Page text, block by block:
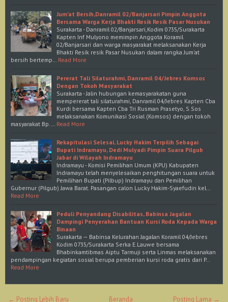
Jum'at Bersih,Danramil 02/Banjarsari Pimpin Anggota
Bersama Warga Kerja Bhakti Resik Resik Pasar Nusukan
Surakarta - Danramil 02/Banjarsari,Kodim 0735/Surakarta
Kapten Inf Mulyono memimpin Anggota Koramil
02/Banjarsari dan warga masyarakat melaksanakan Kerja
Bhakti Resik resik Pasar Nusukan dalam rangka Jum'at
bersih bertemp… Read More
Pererat Tali Silaturahmi, Danramil 04/Jebres Komsos
Dengan Tokoh Masyarakat
Surakarta - Jalin hubungan kemasyarakatan guna
mempererat tali silaturahmi, Danramil 04/Jebres Kapten Cba
Kurdi bersama Kapten Cba Tri Rusman Prasetyo, S.Sos
melaksanakan Komunikasi Sosial (Komsos) dengan tokoh
masyarakat Bp.… Read More
Rekapitulasi Selesai, Lucky Hakim Terpilih Sebagai
Bupati Indramayu, Dedi Mulyadi Pimpin Suara Pilgub
Jabar di Wilayah Indramayu
Indramayu - Komisi Pemilihan Umum (KPU) Kabupaten
Indramayu telah menyelesaikan penghitungan suara untuk
Pemilihan Bupati (Pilbup) Indramayu dan Pemilihan
Gubernur (Pilgub) Jawa Barat. Pasangan calon Lucky Hakim-Syaefudin kel…
Read More
Peduli Penyandang Disabilitas, Babinsa Jagalan
Dampingi Penyerahan Bantuan Kursi Roda Kepada Warga
Binaan
Surakarta — Babinsa Kelurahan Jagalan Koramil 04/Jebres
Kodim 0735/Surakarta Serka E.Lauwe bersama
Bhabinkamtibmas Aiptu Tarmuji serta Linmas melaksanakan
pendampingan kegiatan sosial berupa pemberian kursi roda gratis dari P…
Read More
← Posting Lebih Baru Posting Lama →
Beranda